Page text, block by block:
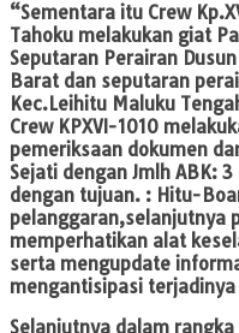
“Sementara itu Crew
Tahoku melakukan giat
Seputaran Perairan
Barat dan seputaran
Kec.Leihitu Maluku
Crew KPXVI-1010
pemeriksaan dokumen
Sejati dengan Jmlh ABK:
dengan tujuan. : Hitu-
pelanggaran,selanjutnya
memperhatikan alat
serta mengupdate
mengantisipasi
Selanjutnya dalam